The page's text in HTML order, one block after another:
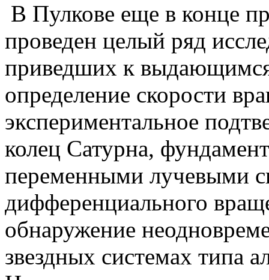
В Пулкове еще в конце
проведен целый ряд
приведших к
определение скорости
экспериментальное
колец Сатурна,
переменными лучевыми
дифференциального
обнаружение
звездных системах типа